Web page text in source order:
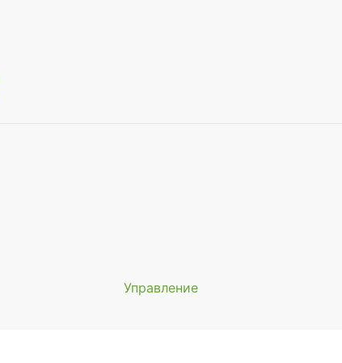
Управление
Мы будем показывать аптеки